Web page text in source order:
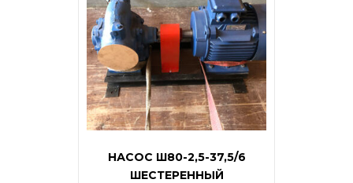
НАСОС Ш80-2,5-37,5/6
ШЕСТЕРЕННЫЙ